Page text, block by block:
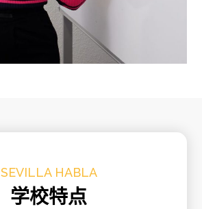
SEVILLA HABLA
学校特点